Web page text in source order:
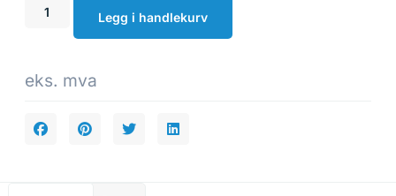
Legg i handlekurv
eks. mva